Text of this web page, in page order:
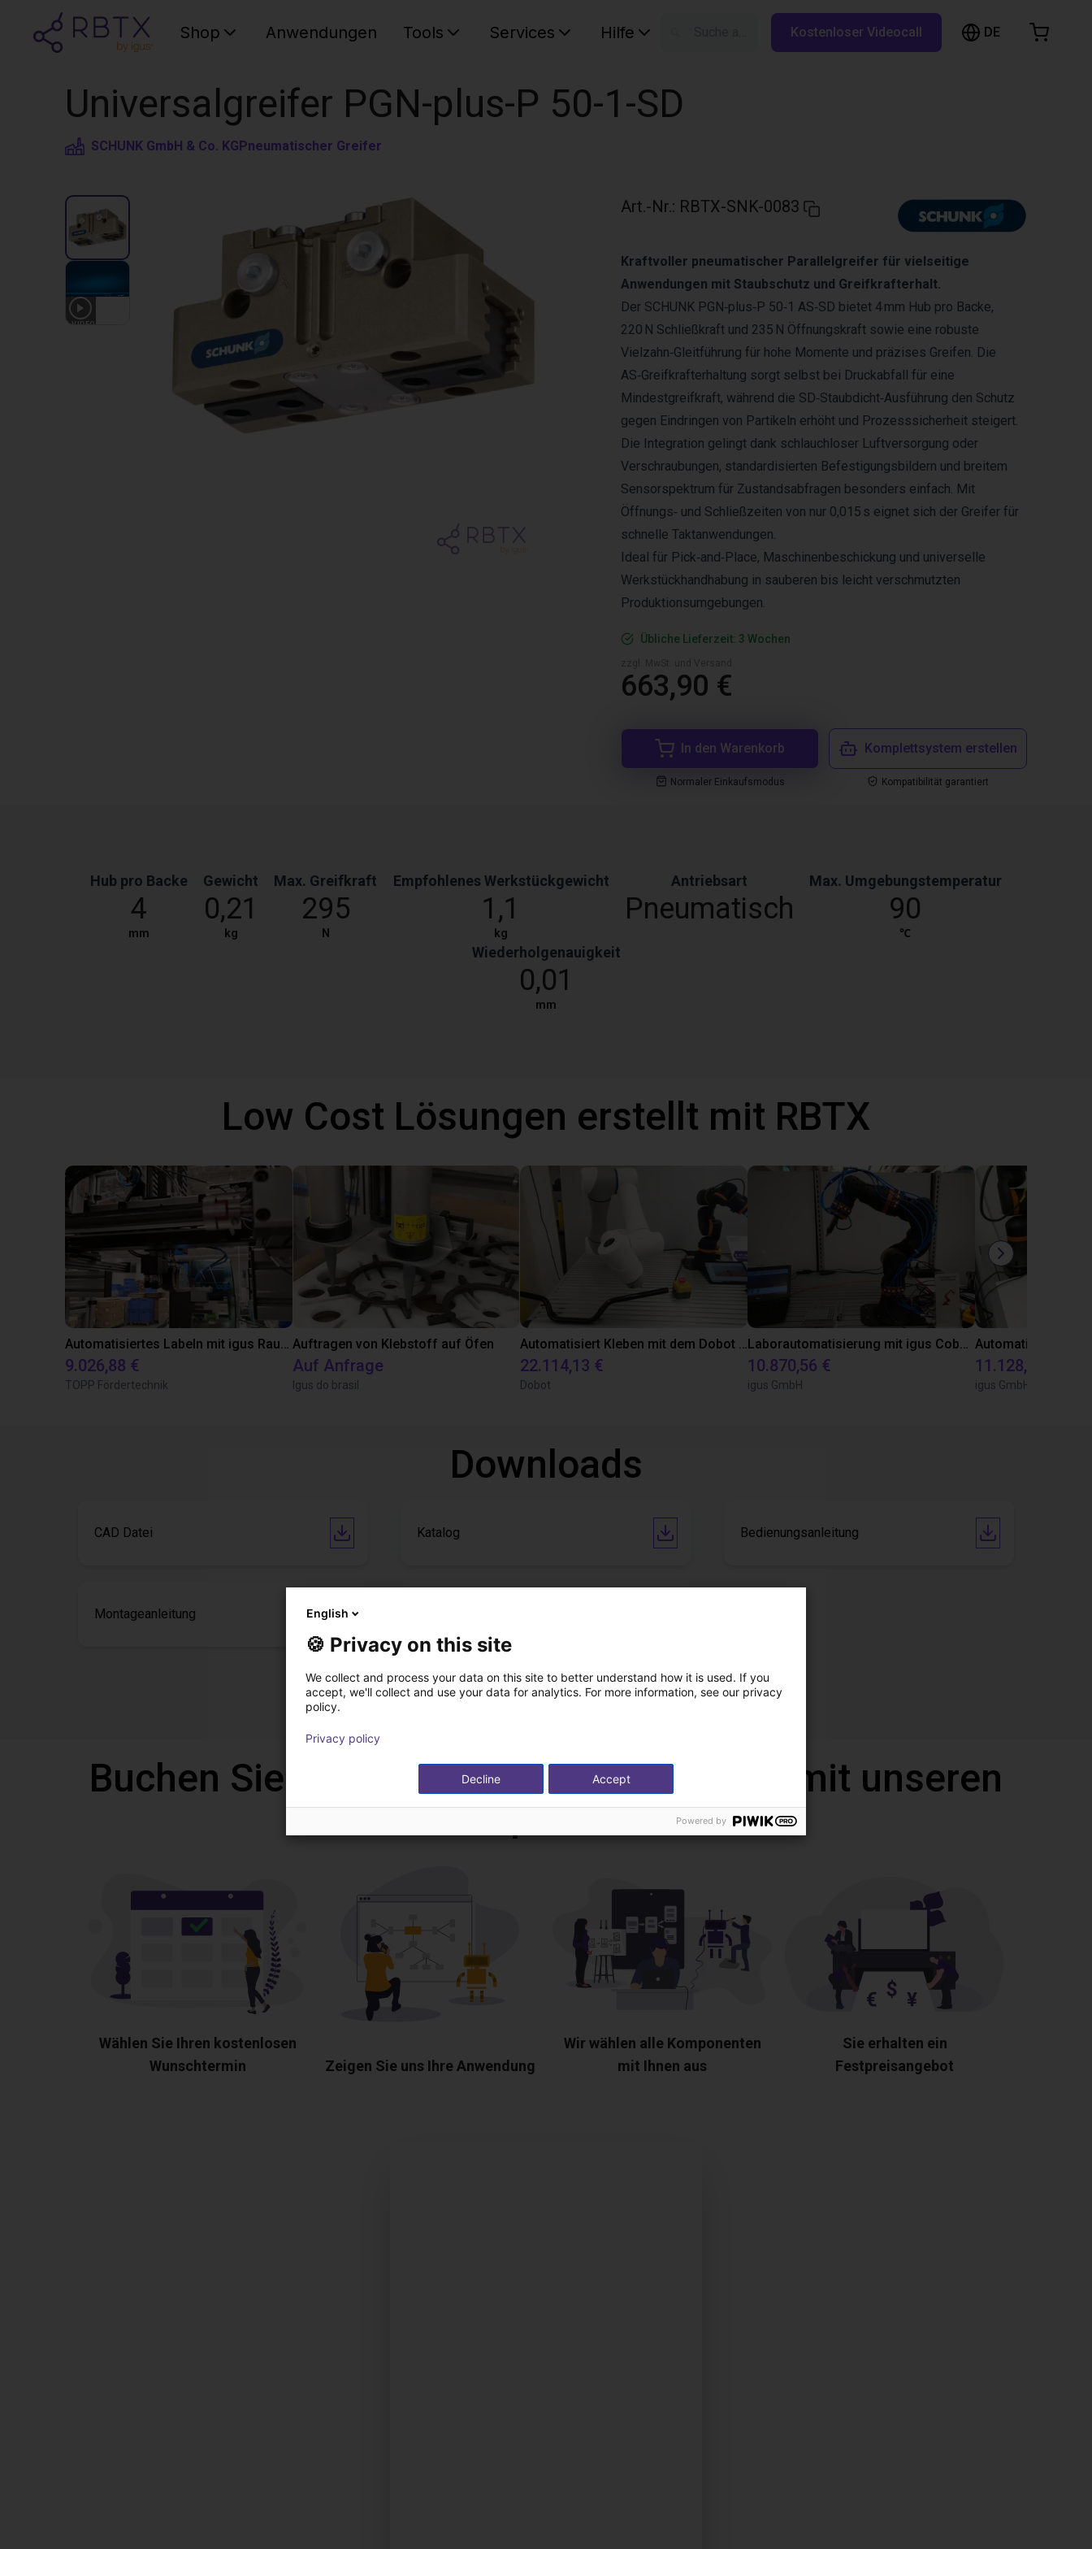
Shop Anwendungen Tools Services Hilfe Kostenloser Videocall DE
Universalgreifer PGN-plus-P 50-1-SD
SCHUNK GmbH & Co. KGPneumatischer Greifer
1 VIDEO
Art.-Nr.: RBTX-SNK-0083
Kraftvoller pneumatischer Parallelgreifer für vielseitige
Anwendungen mit Staubschutz und Greifkrafterhalt.
Der SCHUNK PGN‑plus‑P 50‑1 AS‑SD bietet 4 mm Hub pro Backe,
220 N Schließkraft und 235 N Öffnungskraft sowie eine robuste
Vielzahn‑Gleitführung für hohe Momente und präzises Greifen. Die
AS‑Greifkrafterhaltung sorgt selbst bei Druckabfall für eine
Mindestgreifkraft, während die SD‑Staubdicht‑Ausführung den Schutz
gegen Eindringen von Partikeln erhöht und Prozesssicherheit steigert.
Die Integration gelingt dank schlauchloser Luftversorgung oder
Verschraubungen, standardisierten Befestigungsbildern und breitem
Sensorspektrum für Zustandsabfragen besonders einfach. Mit
Öffnungs‑ und Schließzeiten von nur 0,015 s eignet sich der Greifer für
schnelle Taktanwendungen.
Ideal für Pick‑and‑Place, Maschinenbeschickung und universelle
Werkstückhandhabung in sauberen bis leicht verschmutzten
Produktionsumgebungen.
Übliche Lieferzeit: 3 Wochen
663,90 €
In den Warenkorb
Normaler Einkaufsmodus
Komplettsystem erstellen
Kompatibilität garantiert
Hub pro Backe
4
mm
Gewicht
0,21
kg
Max. Greifkraft
295
N
Empfohlenes Werkstückgewicht
1,1
kg
Antriebsart
Pneumatisch
Max. Umgebungstemperatur
90
℃
Wiederholgenauigkeit
0,01
mm
Low Cost Lösungen erstellt mit RBTX
Automatisiertes Labeln mit igus Raumpotal Roboter
9.026,88 €
TOPP Fördertechnik
Auftragen von Klebstoff auf Öfen
Auf Anfrage
Igus do brasil
Automatisiert Kleben mit dem Dobot CR5A
22.114,13 €
Dobot
Laborautomatisierung mit igus Cobot ReBeL 6DOF
10.870,56 €
igus GmbH
11.128,07 €
igus GmbH
Downloads
CAD Datei Katalog Bedienungsanleitung
Montageanleitung
Download all
Buchen Sie einen kostenlosen Videocall mit unseren
Experten
Wählen Sie Ihren kostenlosen
Wunschtermin
Zeigen Sie uns Ihre Anwendung
Wir wählen alle Komponenten
mit Ihnen aus
Sie erhalten ein
Festpreisangebot
English
🍪 Privacy on this site
We collect and process your data on this site to better understand how it is used. If you
accept, we'll collect and use your data for analytics. For more information, see our privacy
policy.
Privacy policy
Accept
Decline
Powered by